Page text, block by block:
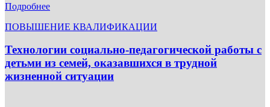
Подробнее
ПОВЫШЕНИЕ КВАЛИФИКАЦИИ
Технологии социально-педагогической работы с
детьми из семей, оказавшихся в трудной
жизненной ситуации